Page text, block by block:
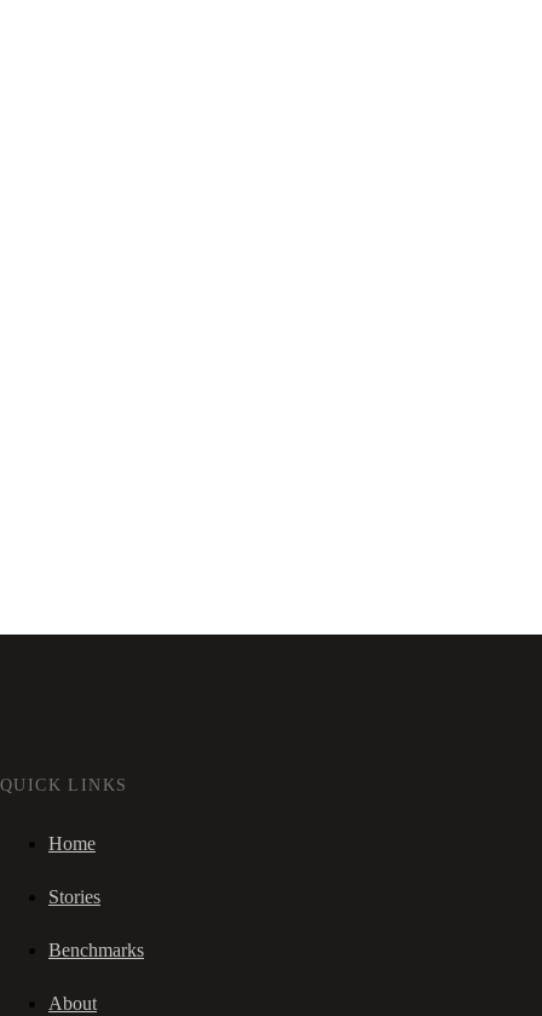
QUICK LINKS
Home
Stories
Benchmarks
About